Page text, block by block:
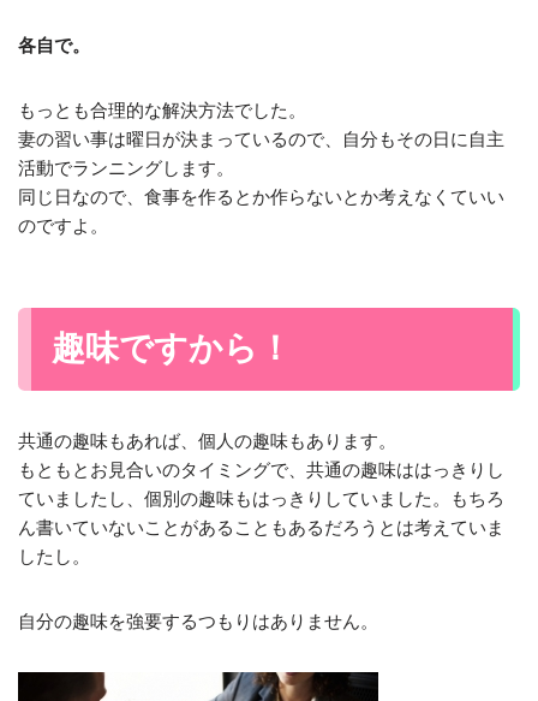
各自で。
もっとも合理的な解決方法でした。
妻の習い事は曜日が決まっているので、自分もその日に自主
活動でランニングします。
同じ日なので、食事を作るとか作らないとか考えなくていい
のですよ。
趣味ですから！
共通の趣味もあれば、個人の趣味もあります。
もともとお見合いのタイミングで、共通の趣味ははっきりし
ていましたし、個別の趣味もはっきりしていました。もちろ
ん書いていないことがあることもあるだろうとは考えていま
したし。
自分の趣味を強要するつもりはありません。